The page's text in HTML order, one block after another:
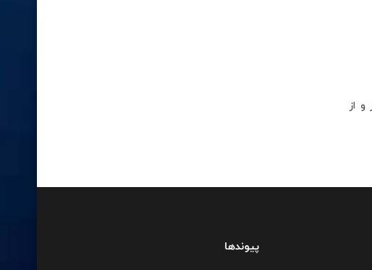
از
پیوندها